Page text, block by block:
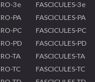
3e
PA
PC
PD
TA
TC
FASCICULES-3e
FASCICULES-PA
FASCICULES-PC
FASCICULES-PD
FASCICULES-TA
FASCICULES-TC